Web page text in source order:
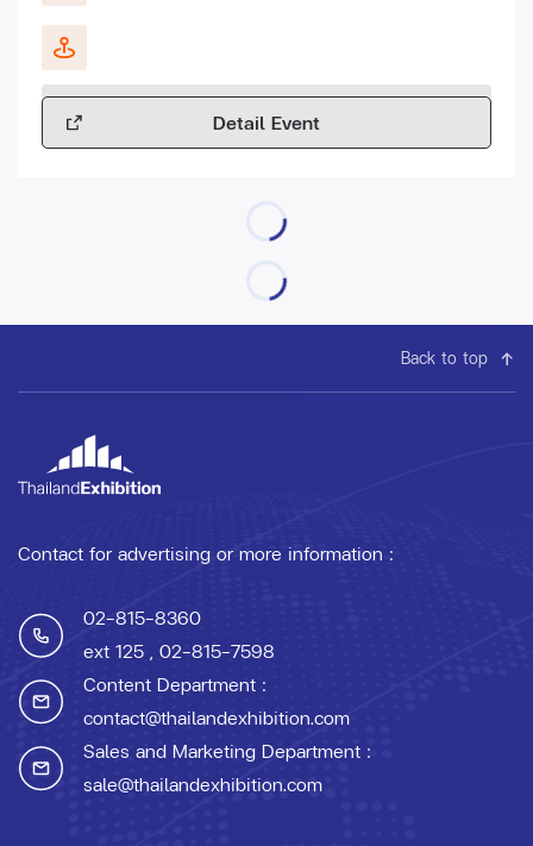
Detail Event
Back to top
Contact for advertising or more information :
02-815-8360
ext 125 , 02-815-7598
Content Department :
contact@thailandexhibition.com
Sales and Marketing Department :
sale@thailandexhibition.com